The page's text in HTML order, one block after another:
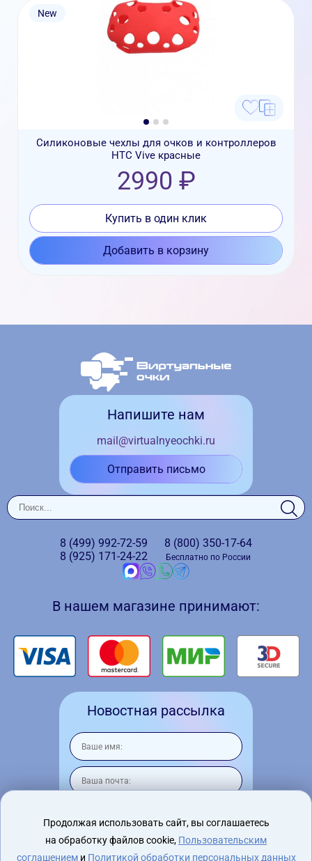
New
Силиконовые чехлы для очков и контроллеров
HTC Vive красные
2990 ₽
Купить в один клик
Добавить в корзину
Напишите нам
mail@virtualnyeochki.ru
Отправить письмо
8 (499) 992-72-59
8 (925) 171-24-22
8 (800) 350-17-64
Бесплатно по России
В нашем магазине принимают:
Новостная рассылка
Я согласен на обработку персональных
данных
Продолжая использовать сайт, вы соглашаетесь
на обработку файлов cookie, Пользовательским
соглашениеми Политикой обработки персональных данных